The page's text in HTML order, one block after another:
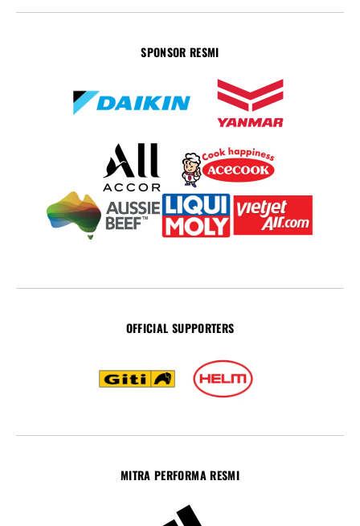
SPONSOR RESMI
OFFICIAL SUPPORTERS
MITRA PERFORMA RESMI